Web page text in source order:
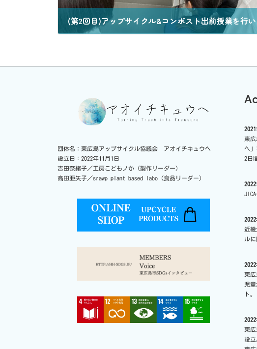
団体名：東広島アップサイクル協議会 アオイチキュウヘ
設立日：2022年11月1日
吉田奈緒子／工房こどもノか（製作リーダー）
高田亜矢子／srawp plant based labo（食品リーダー）
東広
ヘ」
2日
近畿
ルに
東広
児
ト。
東広
設立